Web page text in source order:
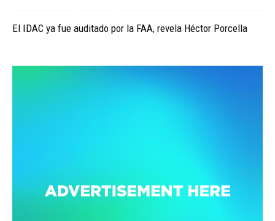
El IDAC ya fue auditado por la FAA, revela Héctor Porcella